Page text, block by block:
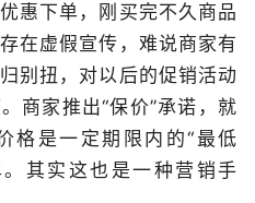
惠下单，刚买完不久商品
在虚假宣传，难说商家有
别扭，对以后的促销活动
商家推出“保价”承诺，就
格是一定期限内的“最低
其实这也是一种营销手